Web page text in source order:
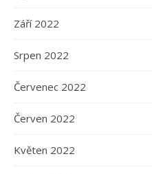
Září 2022
Srpen 2022
Červenec 2022
Červen 2022
Květen 2022